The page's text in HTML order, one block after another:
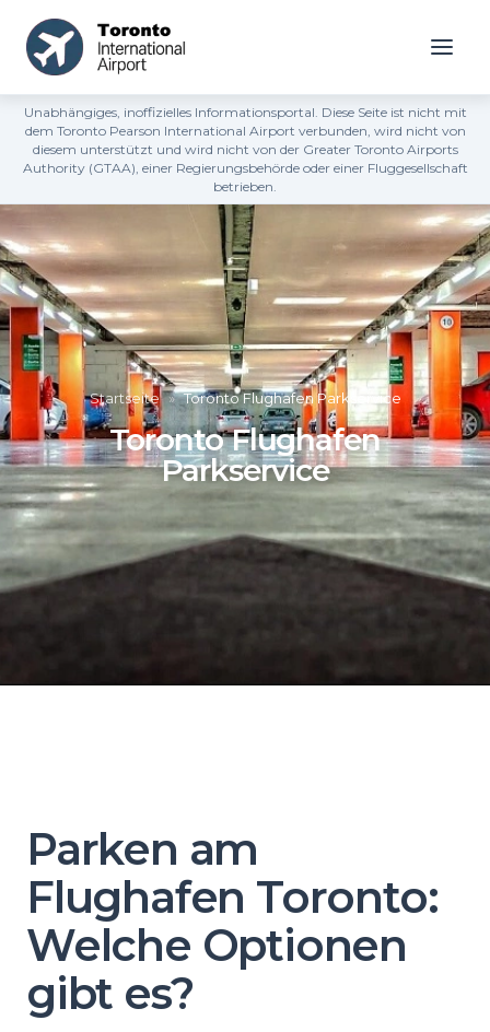
Unabhängiges, inoffizielles Informationsportal. Diese Seite ist nicht mit
dem Toronto Pearson International Airport verbunden, wird nicht von
diesem unterstützt und wird nicht von der Greater Toronto Airports
Authority (GTAA), einer Regierungsbehörde oder einer Fluggesellschaft
betrieben.
Startseite » Toronto Flughafen Parkservice
Toronto Flughafen
Parkservice
Parken am
Flughafen Toronto:
Welche Optionen
gibt es?